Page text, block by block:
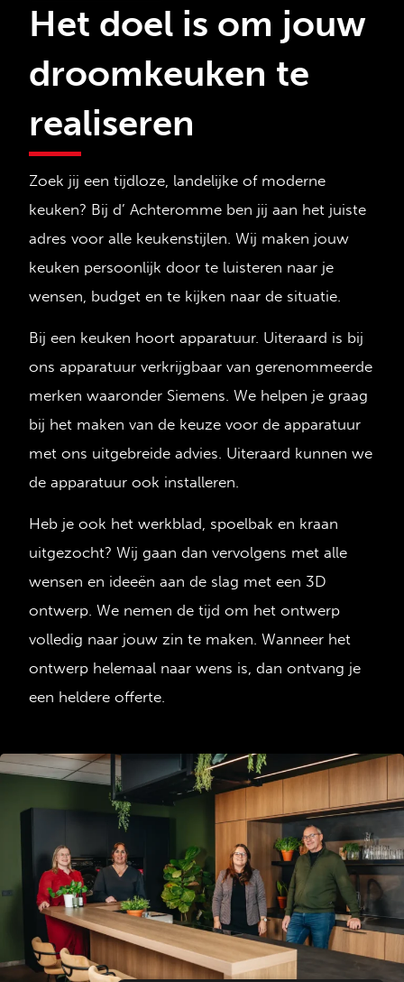
Het doel is om jouw
droomkeuken te
realiseren
Zoek jij een tijdloze, landelijke of moderne
keuken? Bij d’ Achteromme ben jij aan het juiste
adres voor alle keukenstijlen. Wij maken jouw
keuken persoonlijk door te luisteren naar je
wensen, budget en te kijken naar de situatie.
Bij een keuken hoort apparatuur. Uiteraard is bij
ons apparatuur verkrijgbaar van gerenommeerde
merken waaronder Siemens. We helpen je graag
bij het maken van de keuze voor de apparatuur
met ons uitgebreide advies. Uiteraard kunnen we
de apparatuur ook installeren.
Heb je ook het werkblad, spoelbak en kraan
uitgezocht? Wij gaan dan vervolgens met alle
wensen en ideeën aan de slag met een 3D
ontwerp. We nemen de tijd om het ontwerp
volledig naar jouw zin te maken. Wanneer het
ontwerp helemaal naar wens is, dan ontvang je
een heldere offerte.